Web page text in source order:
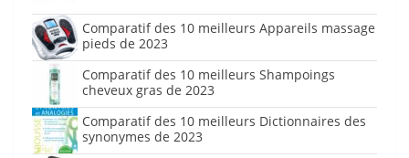
Comparatif des 10 meilleurs Appareils massage
pieds de 2023
Comparatif des 10 meilleurs Shampoings
cheveux gras de 2023
Comparatif des 10 meilleurs Dictionnaires des
synonymes de 2023